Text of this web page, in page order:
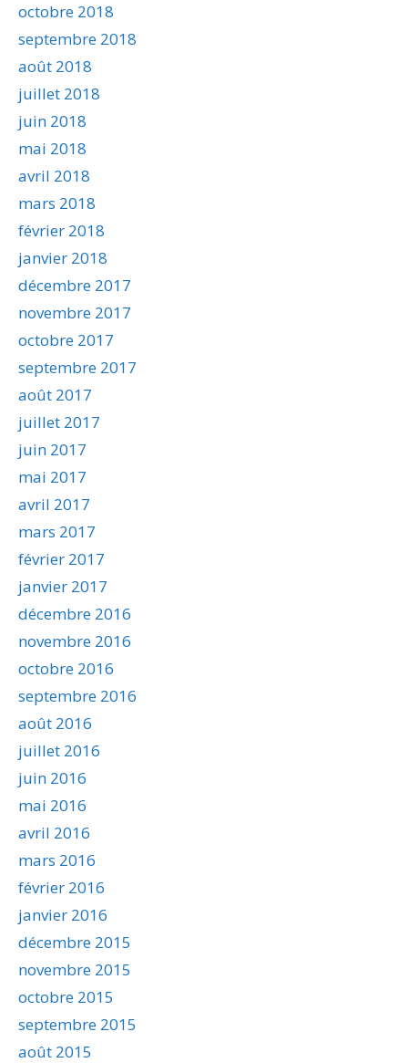
octobre 2018
septembre 2018
août 2018
juillet 2018
juin 2018
mai 2018
avril 2018
mars 2018
février 2018
janvier 2018
décembre 2017
novembre 2017
octobre 2017
septembre 2017
août 2017
juillet 2017
juin 2017
mai 2017
avril 2017
mars 2017
février 2017
janvier 2017
décembre 2016
novembre 2016
octobre 2016
septembre 2016
août 2016
juillet 2016
juin 2016
mai 2016
avril 2016
mars 2016
février 2016
janvier 2016
décembre 2015
novembre 2015
octobre 2015
septembre 2015
août 2015